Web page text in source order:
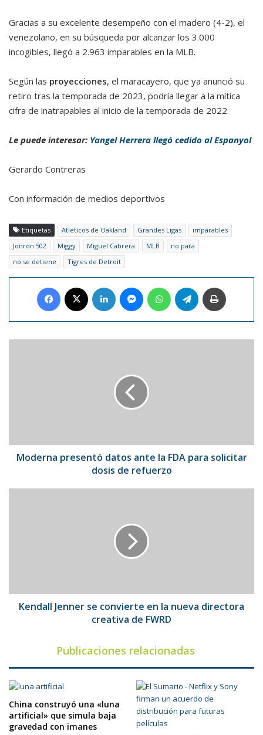
Gracias a su excelente desempeño con el madero (4-2), el
venezolano, en su búsqueda por alcanzar los 3.000
incogibles, llegó a 2.963 imparables en la MLB.
Según las proyecciones, el maracayero, que ya anunció su
retiro tras la temporada de 2023, podría llegar a la mítica
cifra de inatrapables al inicio de la temporada de 2022.
Le puede interesar: Yangel Herrera llegó cedido al Espanyol
Gerardo Contreras
Con información de medios deportivos
Etiquetas Atléticos de Oakland Grandes Ligas
imparables
Jonrón 502
Miggy Miguel Cabrera MLB
no para
no se detiene
Tigres de Detroit
Facebook LinkedIn MessengerWhatsAppTelegram
dosis
deModerna presentó datos ante la FDA para solicitar
dosis de refuerzo
creativa
Kendall Jenner se convierte en la nueva directora
creativa de FWRD
Publicaciones relacionadas
China construyó una «luna
artificial» que simula baja
gravedad con imanes